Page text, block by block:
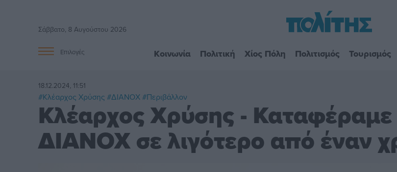
Σάββατο, 8 Αυγούστου 2026
Επιλογές Κοινωνία Πολιτική Χίος Πόλη Πολιτισμός Τουρισμός
18.12.2024, 11:51
#Κλέαρχος Χρύσης #ΔΙΑΝΟΧ #Περιβάλλον
Κλέαρχος Χρύσης -
ΔΙΑΝΟΧ σε λιγότερο από έναν